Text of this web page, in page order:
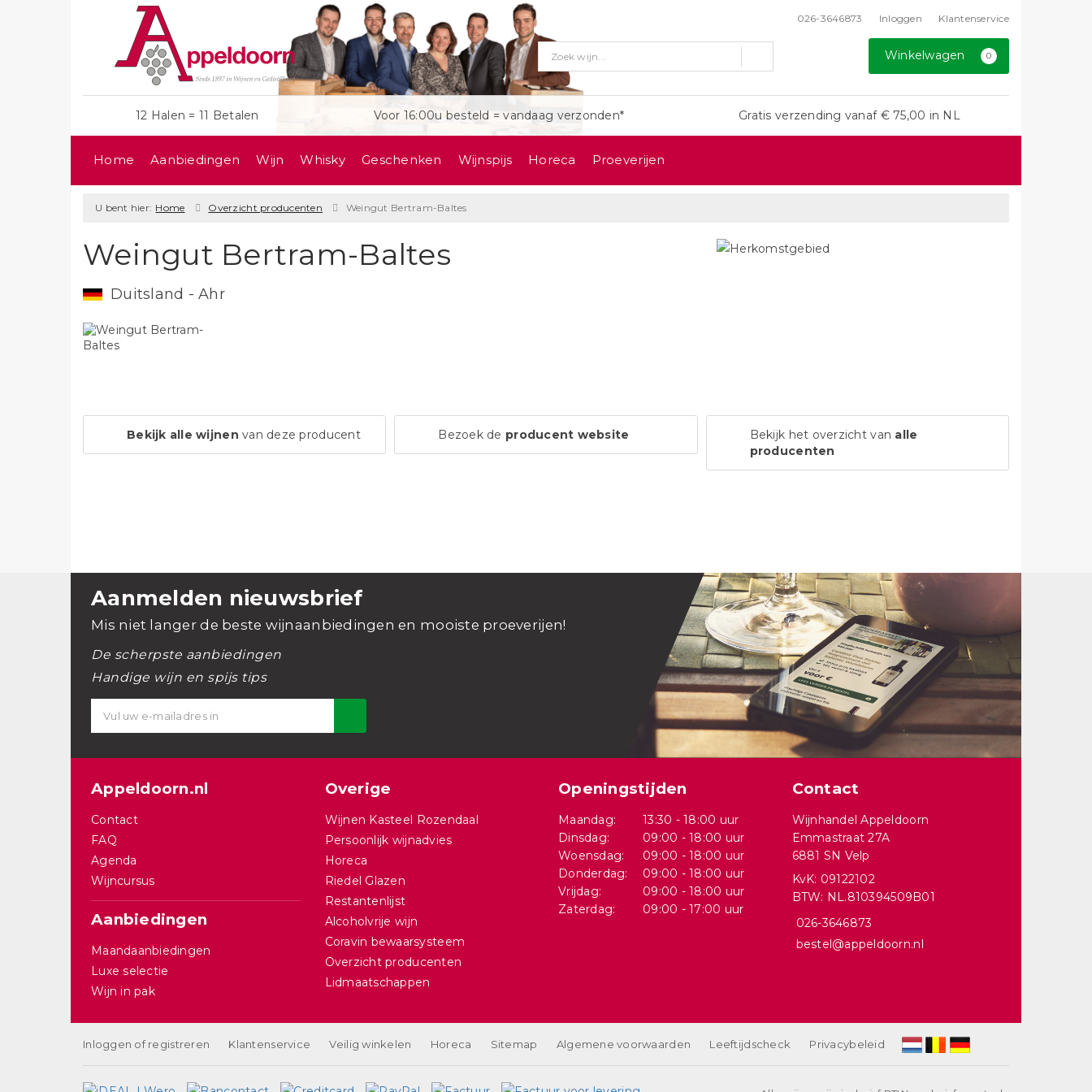
026-3646873 Inloggen Klantenservice
Winkelwagen 0
12 Halen = 11 Betalen Voor 16:00u besteld = vandaag verzonden* Gratis verzending vanaf € 75,00 in NL
Home Aanbiedingen Wijn Whisky Geschenken Wijnspijs Horeca Proeverijen
U bent hier: Home Overzicht producenten Weingut Bertram-Baltes
Weingut Bertram-Baltes
Duitsland - Ahr
Bekijk alle wijnen van deze producent Bezoek de producent website Bekijk het overzicht van alle
producenten
Aanmelden nieuwsbrief
Mis niet langer de beste wijnaanbiedingen en mooiste proeverijen!
De scherpste aanbiedingen
Handige wijn en spijs tips
Appeldoorn.nl
Contact
FAQ
Agenda
Wijncursus
Aanbiedingen
Maandaanbiedingen
Luxe selectie
Wijn in pak
Overige
Wijnen Kasteel Rozendaal
Persoonlijk wijnadvies
Horeca
Riedel Glazen
Restantenlijst
Alcoholvrije wijn
Coravin bewaarsysteem
Overzicht producenten
Lidmaatschappen
Openingstijden
Maandag:
13:30 - 18:00 uur
Dinsdag:
09:00 - 18:00 uur
Woensdag:
09:00 - 18:00 uur
Donderdag:
09:00 - 18:00 uur
Vrijdag:
09:00 - 18:00 uur
Zaterdag:
09:00 - 17:00 uur
Contact
Wijnhandel Appeldoorn
Emmastraat 27A
6881 SN Velp
KvK: 09122102
BTW: NL.810394509B01
026-3646873
bestel@appeldoorn.nl
Inloggen of registreren Klantenservice Veilig winkelen Horeca Sitemap Algemene voorwaarden Leeftijdscheck Privacybeleid